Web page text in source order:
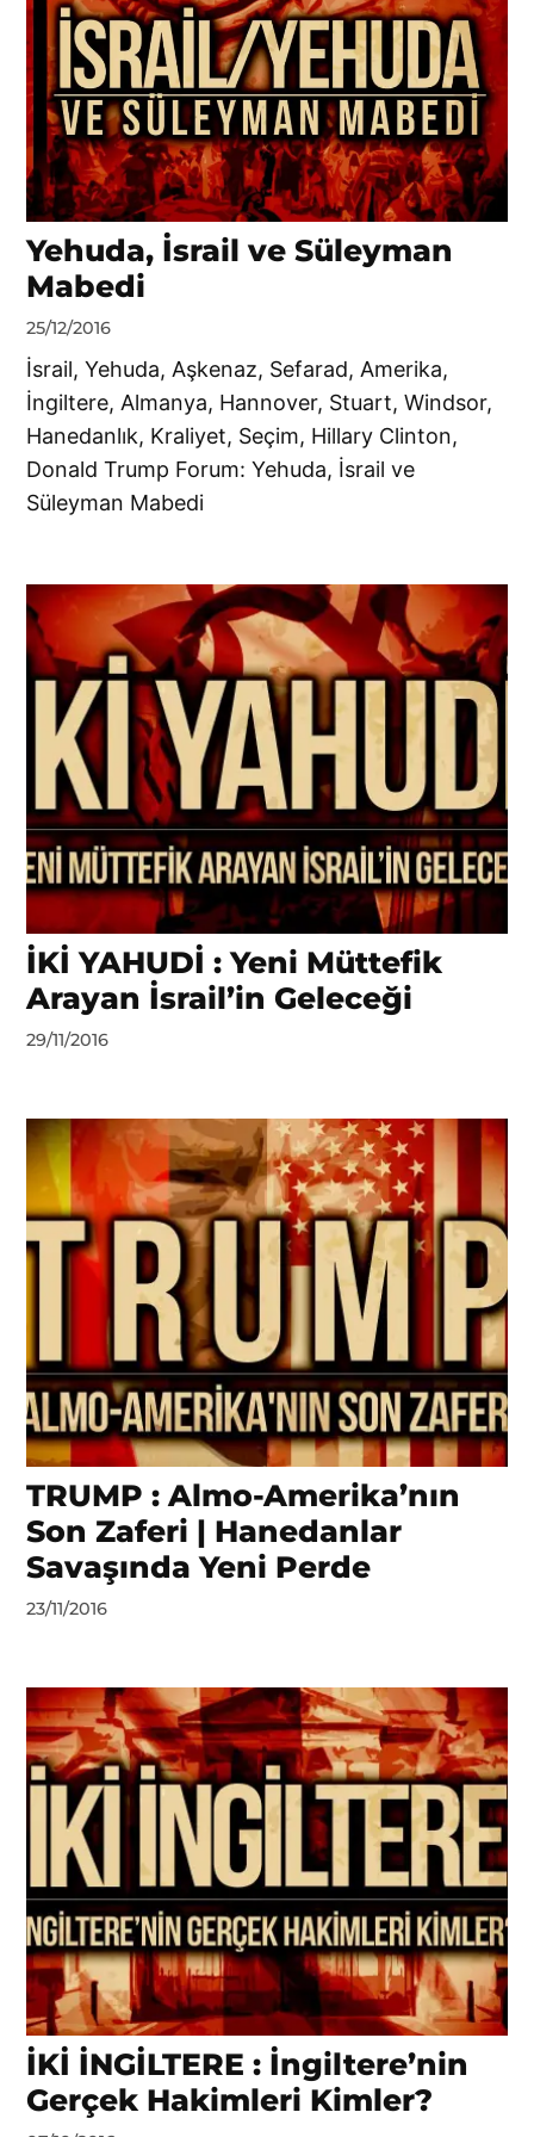
Yehuda, İsrail ve Süleyman
Mabedi
by
DerinDunya
25/12/2016
İsrail, Yehuda, Aşkenaz, Sefarad, Amerika,
İngiltere, Almanya, Hannover, Stuart, Windsor,
Hanedanlık, Kraliyet, Seçim, Hillary Clinton,
Donald Trump Forum: Yehuda, İsrail ve
Süleyman Mabedi
İKİ YAHUDİ : Yeni Müttefik
Arayan İsrail’in Geleceği
by
29/11/2016
TRUMP : Almo-Amerika’nın
Son Zaferi | Hanedanlar
Savaşında Yeni Perde
by
23/11/2016
İKİ İNGİLTERE : İngiltere’nin
Gerçek Hakimleri Kimler?